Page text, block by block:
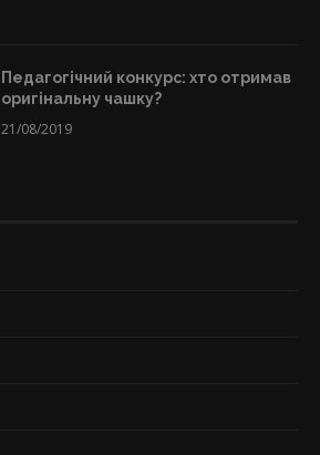
Педагогічний конкурс: хто отримав
оригінальну чашку?
21/08/2019